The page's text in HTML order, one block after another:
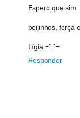
Espero que sim.
beijinhos, força
Lígia =ˆ.ˆ=
Responder